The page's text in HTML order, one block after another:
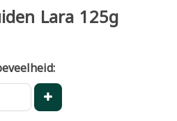
Lara 125g